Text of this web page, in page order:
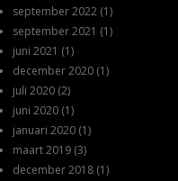
september 2022 (1)
september 2021 (1)
juni 2021 (1)
december 2020 (1)
juli 2020 (2)
juni 2020 (1)
januari 2020 (1)
maart 2019 (3)
december 2018 (1)